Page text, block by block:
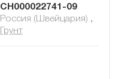
СН000022741-09
Россия (Швейцария) ,
Грунт